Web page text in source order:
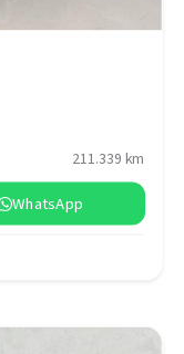
211.339 km
WhatsApp